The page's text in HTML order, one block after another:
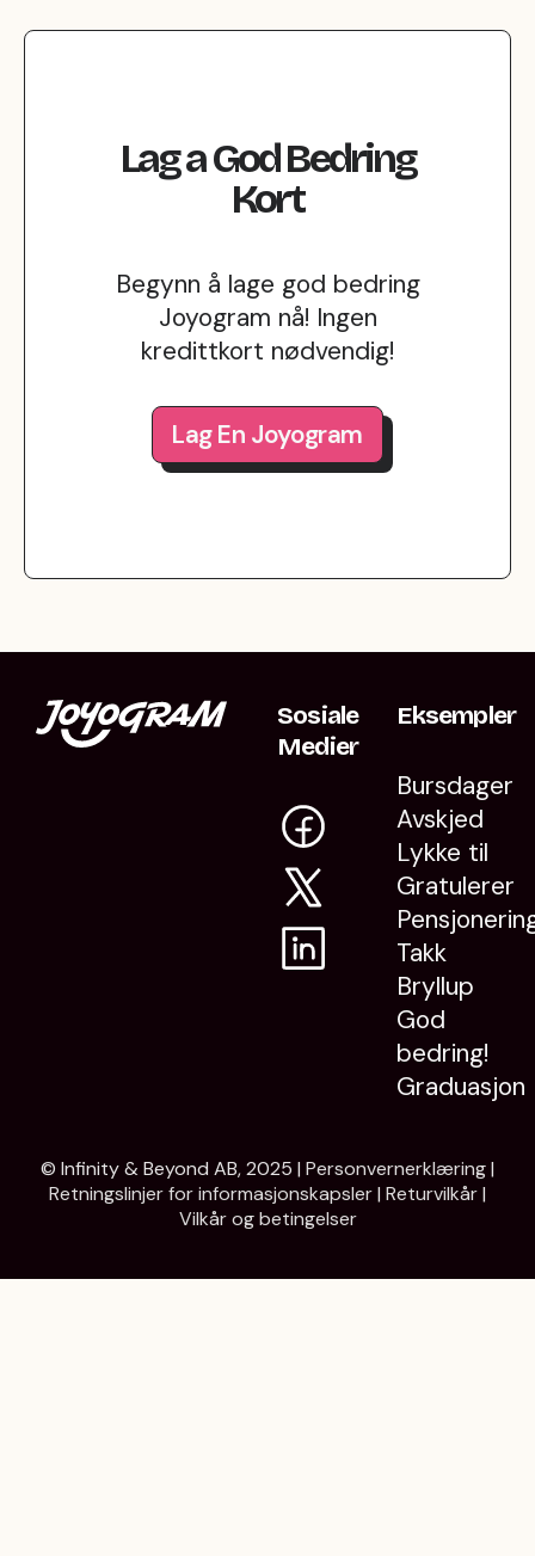
LagaGod Bedring
Kort
Begynn å lage god bedring
Joyogram nå! Ingen
kredittkort nødvendig!
Lag En Joyogram
Sosiale
Medier
Eksempler
Bursdager
Avskjed
Lykke til
Gratulerer
Takk
Bryllup
God
bedring!
Graduasjon
© Infinity & Beyond AB, 2025 | Personvernerklæring|
Retningslinjer for informasjonskapsler| Returvilkår|
Vilkår og betingelser